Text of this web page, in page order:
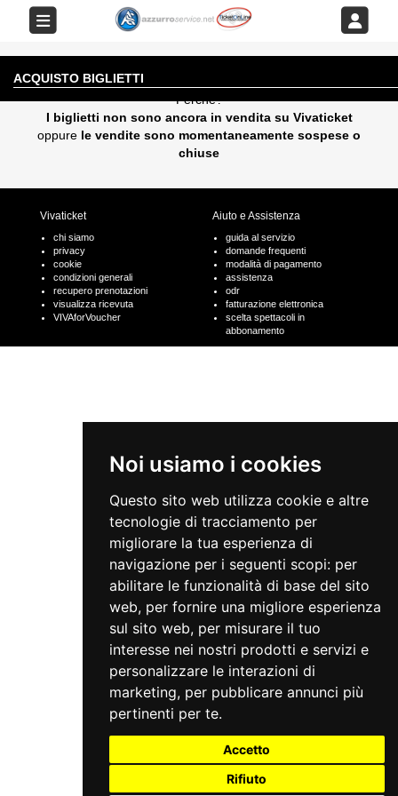
Noi usiamo i cookies
Questo sito web utilizza cookie e altre
tecnologie di tracciamento per
migliorare la tua esperienza di
navigazione per i seguenti scopi: per
abilitare le funzionalità di base del sito
web, per fornire una migliore esperienza
sul sito web, per misurare il tuo
interesse nei nostri prodotti e servizi e
personalizzare le interazioni di
marketing, per pubblicare annunci più
pertinenti per te.
Accetto
Rifiuto
ACQUISTO BIGLIETTI
EVENTO AL MOMENTO NON DISPONIBILE
Perchè?
I biglietti non sono ancora in vendita su Vivaticket
oppure le vendite sono momentaneamente sospese o
chiuse
Vivaticket
chi siamo
privacy
cookie
condizioni generali
recupero prenotazioni
visualizza ricevuta
VIVAforVoucher
Aiuto e Assistenza
guida al servizio
domande frequenti
modalità di pagamento
assistenza
odr
fatturazione elettronica
scelta spettacoli in
abbonamento